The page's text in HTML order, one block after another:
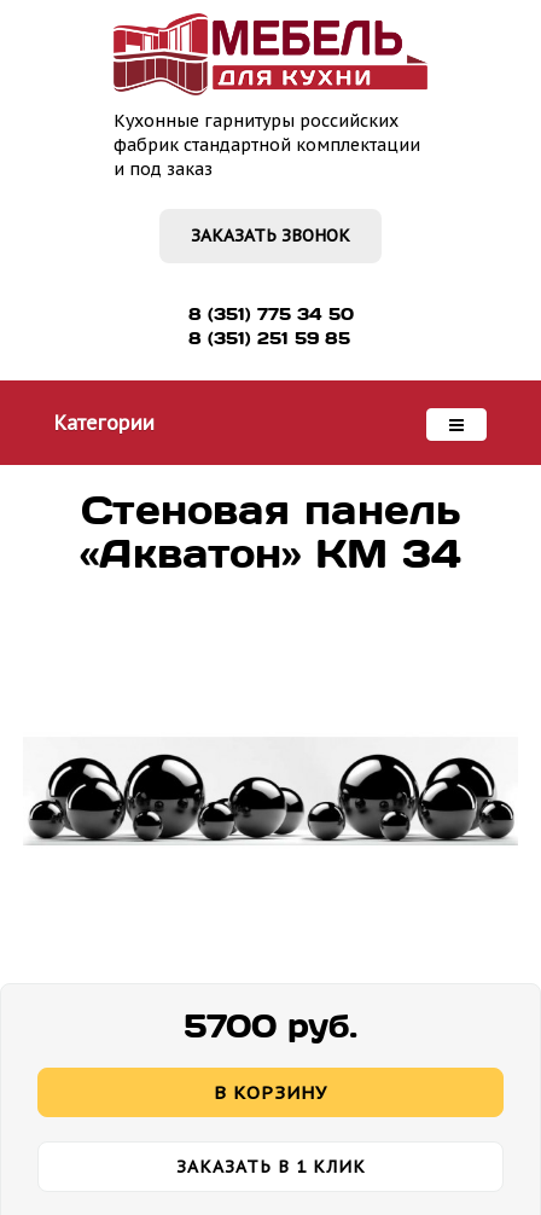
Кухонные гарнитуры российских
фабрик стандартной комплектации
и под заказ
ЗАКАЗАТЬ ЗВОНОК
8 (351) 775 34 50
8 (351) 251 59 85
Категории
Стеновая панель
«Акватон» КМ 34
5700 руб.
В КОРЗИНУ
ЗАКАЗАТЬ В 1 КЛИК